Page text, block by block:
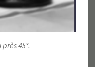
45°.